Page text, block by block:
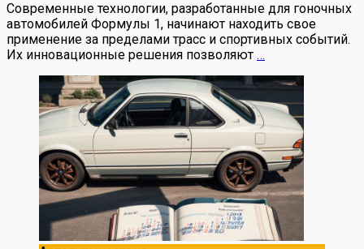
Современные технологии, разработанные для гоночных
автомобилей Формулы 1, начинают находить свое
применение за пределами трасс и спортивных событий.
Их инновационные решения позволяют …